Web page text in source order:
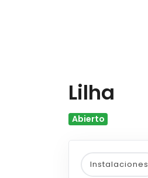
Lilha
Abierto
Instalaciones